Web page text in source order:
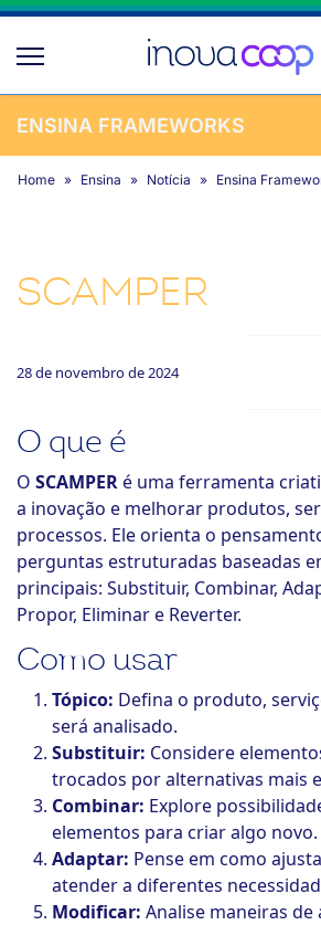
ENSINA FRAMEWORKS
Home Ensina Notícia Ensina
SCAMPER
28 de novembro de 2024
O que é
O SCAMPERé uma ferramenta
a inovação e melhorar produtos,
processos. Ele orienta o
perguntas estruturadas baseadas
principais: Substituir, Combinar,
Propor, Eliminar e Reverter.
Como usar
Tópico: Defina o produto,
será analisado.
Substituir: Considere
trocados por alternativas mais
Combinar: Explore
elementos para criar algo novo.
Adaptar: Pense em como
atender a diferentes
Modificar: Analise maneiras